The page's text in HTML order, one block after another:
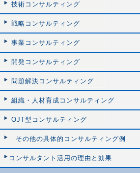
技術コンサルティング
戦略コンサルティング
事業コンサルティング
開発コンサルティング
問題解決コンサルティング
組織・人材育成コンサルティング
OJT型コンサルティング
その他の具体的コンサルティング例
コンサルタント活用の理由と効果